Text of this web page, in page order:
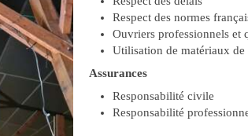
Respect des normes
Ouvriers professionnels et
Utilisation de matériaux de
Assurances
Responsabilité civile
Responsabilité